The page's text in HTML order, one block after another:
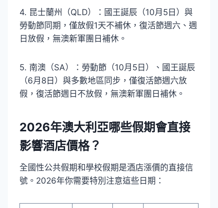
4. 昆士蘭州（QLD）：國王誕辰（10月5日）與
勞動節同期，僅放假1天不補休，復活節週六、週
日放假，無澳新軍團日補休。
5. 南澳（SA）：勞動節（10月5日）、國王誕辰
（6月8日）與多數地區同步，僅復活節週六放
假，復活節週日不放假，無澳新軍團日補休。
2026年澳大利亞哪些假期會直接
影響酒店價格？
全國性公共假期和學校假期是酒店漲價的直接信
號。2026年你需要特別注意這些日期：